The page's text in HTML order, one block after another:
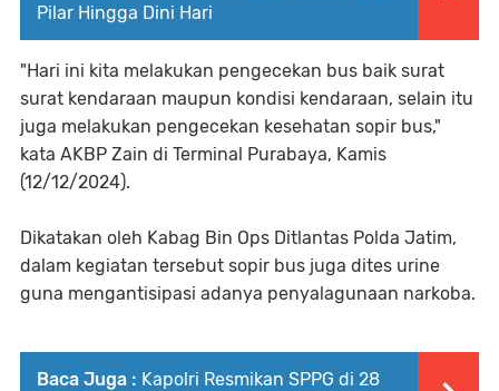
Pilar Hingga Dini Hari
"Hari ini kita melakukan pengecekan bus baik surat
surat kendaraan maupun kondisi kendaraan, selain itu
juga melakukan pengecekan kesehatan sopir bus,"
kata AKBP Zain di Terminal Purabaya, Kamis
(12/12/2024).
Dikatakan oleh Kabag Bin Ops Ditlantas Polda Jatim,
dalam kegiatan tersebut sopir bus juga dites urine
guna mengantisipasi adanya penyalagunaan narkoba.
Baca Juga : Kapolri Resmikan SPPG di 28